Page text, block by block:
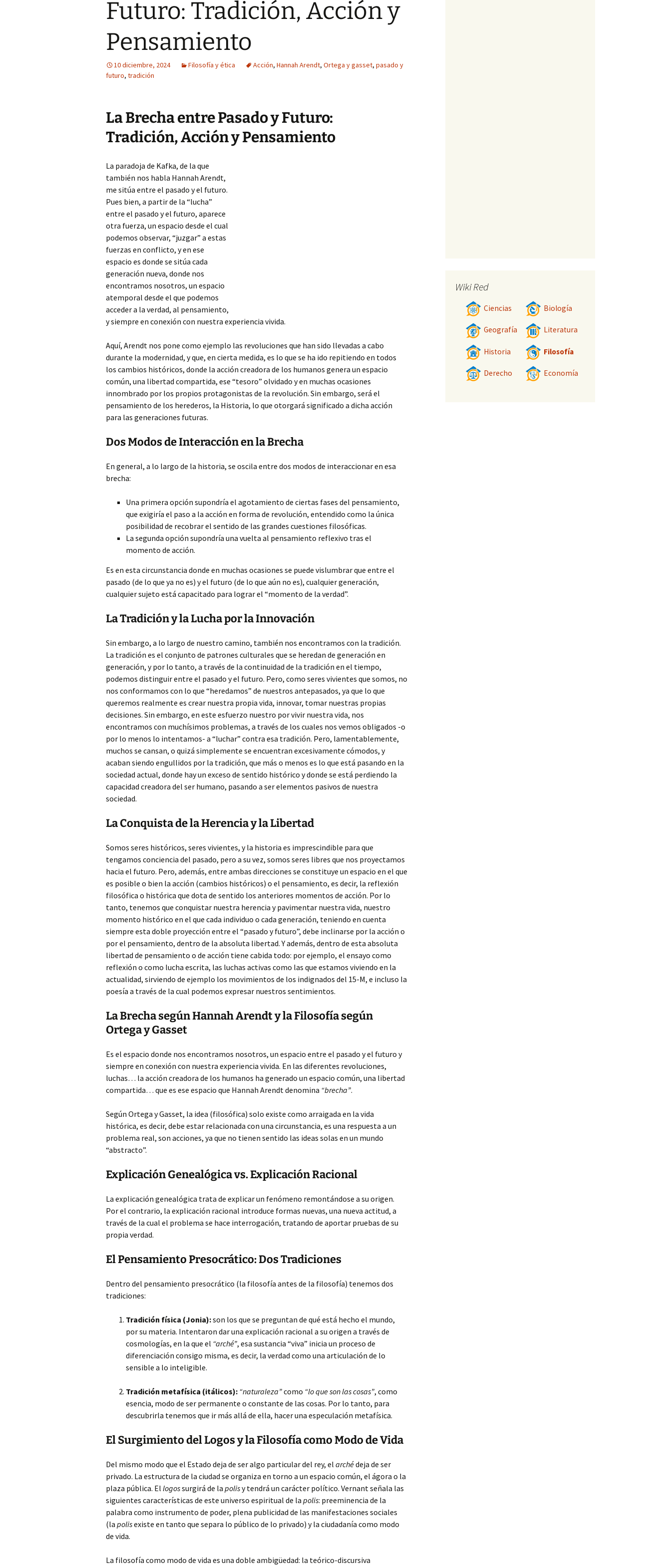
Futuro: Tradición, Acción y
Pensamiento
10 diciembre, 2024 Filosofía y ética Acción, Hannah Arendt, Ortega y gasset, pasado y
futuro, tradición
La Brecha entre Pasado y Futuro:
Tradición, Acción y Pensamiento
La paradoja de Kafka, de la que
también nos habla Hannah Arendt,
me sitúa entre el pasado y el futuro.
Pues bien, a partir de la “lucha”
entre el pasado y el futuro, aparece
otra fuerza, un espacio desde el cual
podemos observar, “juzgar” a estas
fuerzas en conflicto, y en ese
espacio es donde se sitúa cada
generación nueva, donde nos
encontramos nosotros, un espacio
atemporal desde el que podemos
acceder a la verdad, al pensamiento,
y siempre en conexión con nuestra experiencia vivida.
Aquí, Arendt nos pone como ejemplo las revoluciones que han sido llevadas a cabo
durante la modernidad, y que, en cierta medida, es lo que se ha ido repitiendo en todos
los cambios históricos, donde la acción creadora de los humanos genera un espacio
común, una libertad compartida, ese “tesoro” olvidado y en muchas ocasiones
innombrado por los propios protagonistas de la revolución. Sin embargo, será el
pensamiento de los herederos, la Historia, lo que otorgará significado a dicha acción
para las generaciones futuras.
Dos Modos de Interacción en la Brecha
En general, a lo largo de la historia, se oscila entre dos modos de interaccionar en esa
brecha:
Una primera opción supondría el agotamiento de ciertas fases del pensamiento,
que exigiría el paso a la acción en forma de revolución, entendido como la única
posibilidad de recobrar el sentido de las grandes cuestiones filosóficas.
La segunda opción supondría una vuelta al pensamiento reflexivo tras el
momento de acción.
Es en esta circunstancia donde en muchas ocasiones se puede vislumbrar que entre el
pasado (de lo que ya no es) y el futuro (de lo que aún no es), cualquier generación,
cualquier sujeto está capacitado para lograr el “momento de la verdad”.
La Tradición y la Lucha por la Innovación
Sin embargo, a lo largo de nuestro camino, también nos encontramos con la tradición.
La tradición es el conjunto de patrones culturales que se heredan de generación en
generación, y por lo tanto, a través de la continuidad de la tradición en el tiempo,
podemos distinguir entre el pasado y el futuro. Pero, como seres vivientes que somos, no
nos conformamos con lo que “heredamos” de nuestros antepasados, ya que lo que
queremos realmente es crear nuestra propia vida, innovar, tomar nuestras propias
decisiones. Sin embargo, en este esfuerzo nuestro por vivir nuestra vida, nos
encontramos con muchísimos problemas, a través de los cuales nos vemos obligados -o
por lo menos lo intentamos- a “luchar” contra esa tradición. Pero, lamentablemente,
muchos se cansan, o quizá simplemente se encuentran excesivamente cómodos, y
acaban siendo engullidos por la tradición, que más o menos es lo que está pasando en la
sociedad actual, donde hay un exceso de sentido histórico y donde se está perdiendo la
capacidad creadora del ser humano, pasando a ser elementos pasivos de nuestra
sociedad.
La Conquista de la Herencia y la Libertad
Somos seres históricos, seres vivientes, y la historia es imprescindible para que
tengamos conciencia del pasado, pero a su vez, somos seres libres que nos proyectamos
hacia el futuro. Pero, además, entre ambas direcciones se constituye un espacio en el que
es posible o bien la acción (cambios históricos) o el pensamiento, es decir, la reflexión
filosófica o histórica que dota de sentido los anteriores momentos de acción. Por lo
tanto, tenemos que conquistar nuestra herencia y pavimentar nuestra vida, nuestro
momento histórico en el que cada individuo o cada generación, teniendo en cuenta
siempre esta doble proyección entre el “pasado y futuro”, debe inclinarse por la acción o
por el pensamiento, dentro de la absoluta libertad. Y además, dentro de esta absoluta
libertad de pensamiento o de acción tiene cabida todo: por ejemplo, el ensayo como
reflexión o como lucha escrita, las luchas activas como las que estamos viviendo en la
actualidad, sirviendo de ejemplo los movimientos de los indignados del 15-M, e incluso la
poesía a través de la cual podemos expresar nuestros sentimientos.
La Brecha según Hannah Arendt y la Filosofía según
Ortega y Gasset
Es el espacio donde nos encontramos nosotros, un espacio entre el pasado y el futuro y
siempre en conexión con nuestra experiencia vivida. En las diferentes revoluciones,
luchas… la acción creadora de los humanos ha generado un espacio común, una libertad
compartida… que es ese espacio que Hannah Arendt denomina “brecha”.
Según Ortega y Gasset, la idea (filosófica) solo existe como arraigada en la vida
histórica, es decir, debe estar relacionada con una circunstancia, es una respuesta a un
problema real, son acciones, ya que no tienen sentido las ideas solas en un mundo
“abstracto”.
Explicación Genealógica vs. Explicación Racional
La explicación genealógica trata de explicar un fenómeno remontándose a su origen.
Por el contrario, la explicación racional introduce formas nuevas, una nueva actitud, a
través de la cual el problema se hace interrogación, tratando de aportar pruebas de su
propia verdad.
El Pensamiento Presocrático: Dos Tradiciones
Dentro del pensamiento presocrático (la filosofía antes de la filosofía) tenemos dos
tradiciones:
Tradición física (Jonia):son los que se preguntan de qué está hecho el mundo,
por su materia. Intentaron dar una explicación racional a su origen a través de
cosmologías, en la que el “arché”, esa sustancia “viva” inicia un proceso de
diferenciación consigo misma, es decir, la verdad como una articulación de lo
sensible a lo inteligible.
Tradición metafísica (itálicos): “naturaleza”como “lo que son las cosas”, como
esencia, modo de ser permanente o constante de las cosas. Por lo tanto, para
descubrirla tenemos que ir más allá de ella, hacer una especulación metafísica.
El Surgimiento del Logos y la Filosofía como Modo de Vida
Del mismo modo que el Estado deja de ser algo particular del rey, el archédeja de ser
privado. La estructura de la ciudad se organiza en torno a un espacio común, el ágora o la
plaza pública. El logossurgirá de la polisy tendrá un carácter político. Vernant señala las
siguientes características de este universo espiritual de la polis: preeminencia de la
palabra como instrumento de poder, plena publicidad de las manifestaciones sociales
(la polisexiste en tanto que separa lo público de lo privado) y la ciudadanía como modo
de vida.
La filosofía como modo de vida es una doble ambigüedad: la teórico-discursiva
Wiki Red
Ciencias Biología
Geografía Literatura
Historia Filosofía
Derecho Economía